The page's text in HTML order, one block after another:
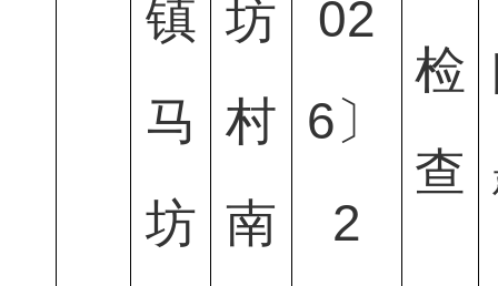
镇
马
坊
坊
村
南
02
6〕
2
检
查